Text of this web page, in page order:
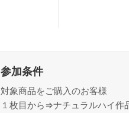
参加条件
対象商品をご購入のお客様
１枚目から⇒ナチュラルハイ作